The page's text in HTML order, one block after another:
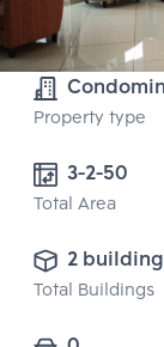
Property type
3-2-50
Total Area
2
Total Buildings